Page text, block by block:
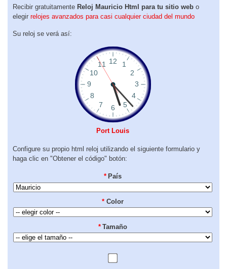
Recibir gratuitamente Reloj Mauricio Html para tu sitio web o
elegir relojes avanzados para casi cualquier ciudad del mundo
Su reloj se verá así:
Port Louis
Configure su propio html reloj utilizando el siguiente formulario y
haga clic en "Obtener el código" botón:
* País
* Color
* Tamaño